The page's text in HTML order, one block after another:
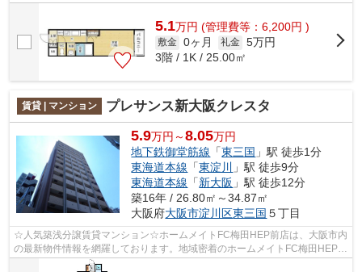
備がしっかりしているマンション物件...
5.1万円 (管理費等：6,200円 )
敷金 0ヶ月 礼金 5万円
3階 / 1K / 25.00㎡
賃貸 | マンション プレサンス新大阪クレスタ
5.9万円～8.05万円
地下鉄御堂筋線 「東三国 」駅 徒歩1分
東海道本線 「東淀川
」駅 徒歩9分
東海道本線 「新大阪 」駅 徒歩12分
築16年 / 26.80㎡～34.87㎡
大阪府大阪市淀川区東三国 ５丁目
☆人気築浅分譲賃貸マンション☆ホームメイトFC梅田HEP前店は、大阪市内
の最新物件情報を網羅しております。地域密着のホームメイトFC梅田HEP前
店だからできるお部屋探し品質であなたの...